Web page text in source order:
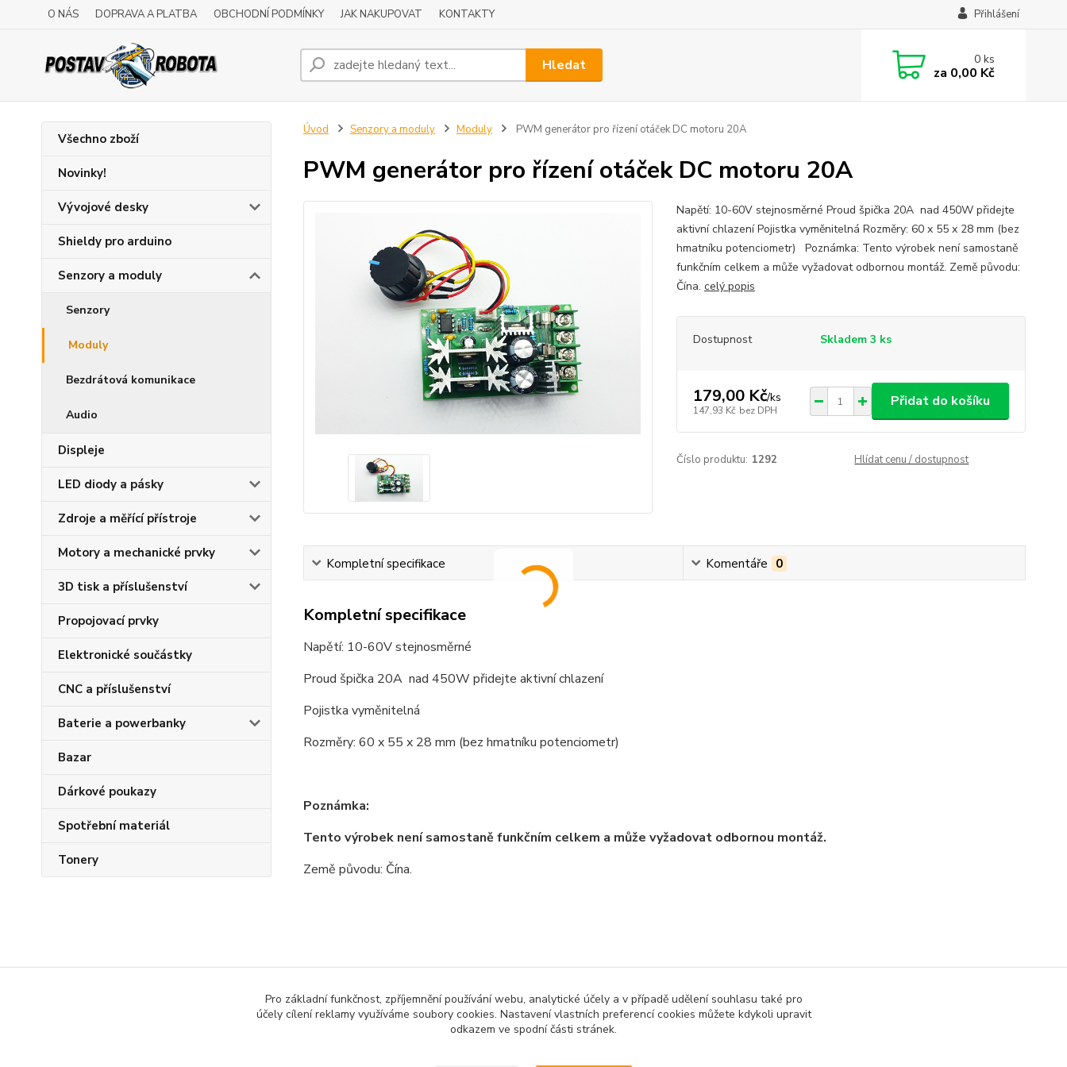
O NÁS DOPRAVA A PLATBA OBCHODNÍ PODMÍNKY JAK NAKUPOVAT KONTAKTY Přihlášení
Hledat 0ks
za 0,00 Kč
Všechno zboží
Novinky!
Vývojové desky
Shieldy pro arduino
Senzory a moduly
Senzory
Moduly
Bezdrátová komunikace
Audio
Displeje
LED diody a pásky
Zdroje a měřící přístroje
Motory a mechanické prvky
3D tisk a příslušenství
Propojovací prvky
Elektronické součástky
CNC a příslušenství
Baterie a powerbanky
Bazar
Dárkové poukazy
Spotřební materiál
Tonery
Úvod Senzory a moduly Moduly PWM generátor pro řízení otáček DC motoru 20A
PWM generátor pro řízení otáček DC motoru 20A
Napětí: 10-60V stejnosměrné Proud špička 20A nad 450W přidejte
aktivní chlazení Pojistka vyměnitelná Rozměry: 60 x 55 x 28 mm (bez
hmatníku potenciometr) Poznámka: Tento výrobek není samostaně
funkčním celkem a může vyžadovat odbornou montáž. Země původu:
Čína. celý popis
Dostupnost Skladem 3 ks
179,00 Kč/ks
147,93 Kč bez DPH
Přidat do košíku
Číslo produktu: 1292 Hlídat cenu / dostupnost
Kompletní specifikace Komentáře 0
Kompletní specifikace
Napětí: 10-60V stejnosměrné
Proud špička 20A nad 450W přidejte aktivní chlazení
Pojistka vyměnitelná
Rozměry: 60 x 55 x 28 mm (bez hmatníku potenciometr)
Poznámka:
Tento výrobek není samostaně funkčním celkem a může vyžadovat odbornou montáž.
Země původu: Čína.
Všechno zboží
Motory a mechanické
prvky
Moduly
Pro základní funkčnost, zpříjemnění používání webu, analytické účely a v případě udělení souhlasu také pro
účely cílení reklamy využíváme soubory cookies. Nastavení vlastních preferencí cookies můžete kdykoli upravit
odkazem ve spodní části stránek.